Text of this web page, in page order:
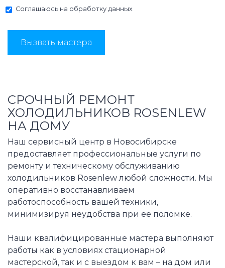
Соглашаюсь на обработку данных
Вызвать мастера
СРОЧНЫЙ РЕМОНТ
ХОЛОДИЛЬНИКОВ ROSENLEW
НА ДОМУ
Наш сервисный центр в Новосибирске
предоставляет профессиональные услуги по
ремонту и техническому обслуживанию
холодильников Rosenlew любой сложности. Мы
оперативно восстанавливаем
работоспособность вашей техники,
минимизируя неудобства при ее поломке.
Наши квалифицированные мастера выполняют
работы как в условиях стационарной
мастерской, так и с выездом к вам – на дом или